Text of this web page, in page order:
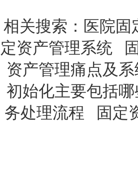
相关搜索： 医院固
定资产管理系统
资产管理痛点及
初始化主要包括哪
务处理流程
固定